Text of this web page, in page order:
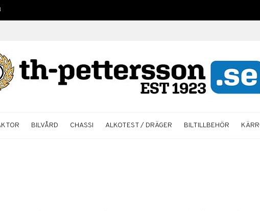
BILVÅRD CHASSI ALKOTEST / DRÄGER BILTILLBEHÖR